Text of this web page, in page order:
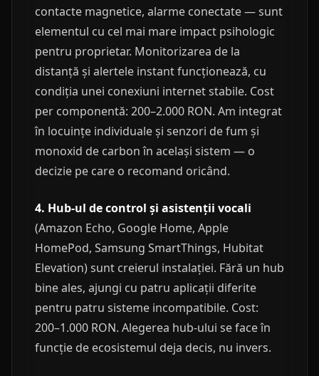
contacte magnetice, alarme conectate — sunt
elementul cu cel mai mare impact psihologic
pentru proprietar. Monitorizarea de la
distanță și alertele instant funcționează, cu
condiția unei conexiuni internet stabile. Cost
per componentă: 200–2.000 RON. Am integrat
în locuințe individuale și senzori de fum și
monoxid de carbon în același sistem — o
decizie pe care o recomand oricând.
4. Hub-ul de control și asistenții vocali
(Amazon Echo, Google Home, Apple
HomePod, Samsung SmartThings, Hubitat
Elevation) sunt creierul instalației. Fără un hub
bine ales, ajungi cu patru aplicații diferite
pentru patru sisteme incompatibile. Cost:
200–1.000 RON. Alegerea hub-ului se face în
funcție de ecosistemul deja decis, nu invers.